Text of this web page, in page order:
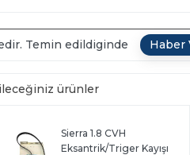
Temin edildiginde
ürünler
Sierra 1.8 CVH
Eksantrik/Triger Kayışı